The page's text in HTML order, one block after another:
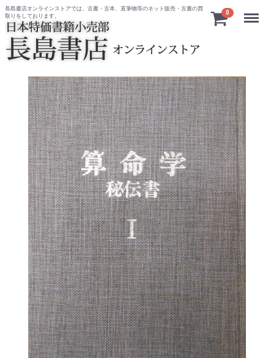
長島書店オンラインストアでは、古書・古本、直筆物等のネット販売・古書の買
取りをしております。
0 Menu